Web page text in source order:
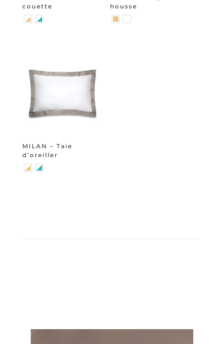
couette
housse
MILAN – Taie
d’oreiller